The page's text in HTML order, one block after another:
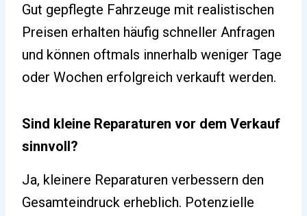
Gut gepflegte Fahrzeuge mit realistischen
Preisen erhalten häufig schneller Anfragen
und können oftmals innerhalb weniger Tage
oder Wochen erfolgreich verkauft werden.
Sind kleine Reparaturen vor dem Verkauf
sinnvoll?
Ja, kleinere Reparaturen verbessern den
Gesamteindruck erheblich. Potenzielle